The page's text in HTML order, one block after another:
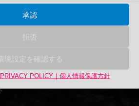
承認
拒否
境設定を確認する
PRIVACY POLICY｜個人情報保護方針